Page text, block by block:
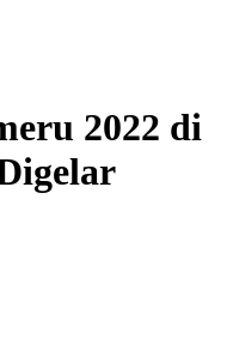
2022 di